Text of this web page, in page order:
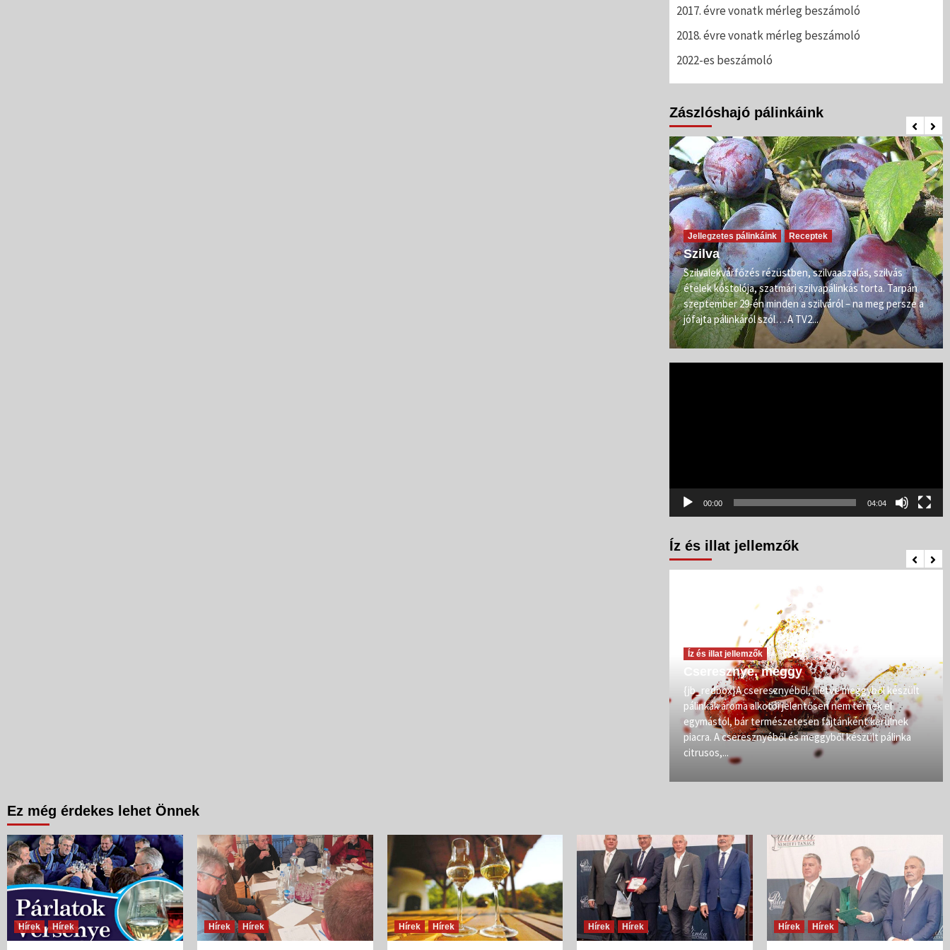
2017. évre vonatk mérleg beszámoló
2018. évre vonatk mérleg beszámoló
2022-es beszámoló
Zászlóshajó pálinkáink
Jellegzetes pálinkáink Receptek
Szilva
Szilvalekvárfőzés rézüstben, szilvaaszalás, szilvás
ételek kóstolója, szatmári szilvapálinkás torta. Tarpán
szeptember 29-én minden a szilváról – na meg persze a
jófajta pálinkáról szól… A TV2...
00:00 04:04
Íz és illat jellemzők
Íz és illat jellemzők
Cseresznye, meggy
{jb_redbox}A cseresznyéből, illetve meggyből készült
pálinkák aroma alkotói jelentősen nem térnek el
egymástól, bár természetesen fajtánként kerülnek
piacra. A cseresznyéből és meggyből készült pálinka
citrusos,...
Ez még érdekes lehet Önnek
Hírek Hírek Hírek Hírek Hírek Hírek Hírek Hírek Hírek Hírek